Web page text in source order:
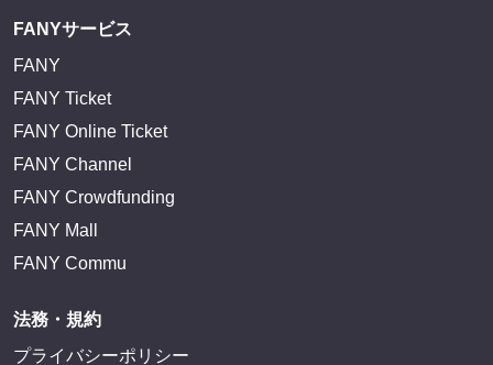
FANYサービス
FANY
FANY Ticket
FANY Online Ticket
FANY Channel
FANY Crowdfunding
FANY Mall
FANY Commu
法務・規約
プライバシーポリシー